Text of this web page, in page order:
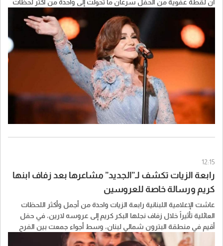
أن لقطة عفوية من الحفل سرعان ما تحولت إلى واحدة من أكثر لحظات
12:15
رابعة الزيات تكشف لـ”الجديد” مشاعرها بعد زفاف ابنها
كريم ورسالة خاصة للعروسين
عاشت الإعلامية اللبنانية رابعة الزيات واحدة من أجمل وأكثر اللحظات
العائلية تأثيراً خلال زفاف نجلها البكر كريم إلى عروسه لارين، في حفل
أقيم في منطقة البترون شمالي لبنان، وسط أجواء جمعت بين الفرح
والتأثر، فيما تولى الفنان نادر الأتات إحياء السهرة.